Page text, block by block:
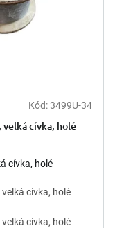
Kód:3499U-34
velká cívka, holé
cívka, holé
cívka, holé
cívka, holé